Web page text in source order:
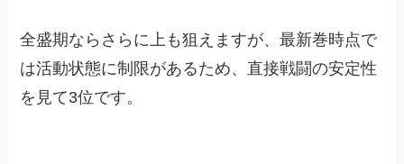
全盛期ならさらに上も狙えますが、最新巻時点で
は活動状態に制限があるため、直接戦闘の安定性
を見て3位です。